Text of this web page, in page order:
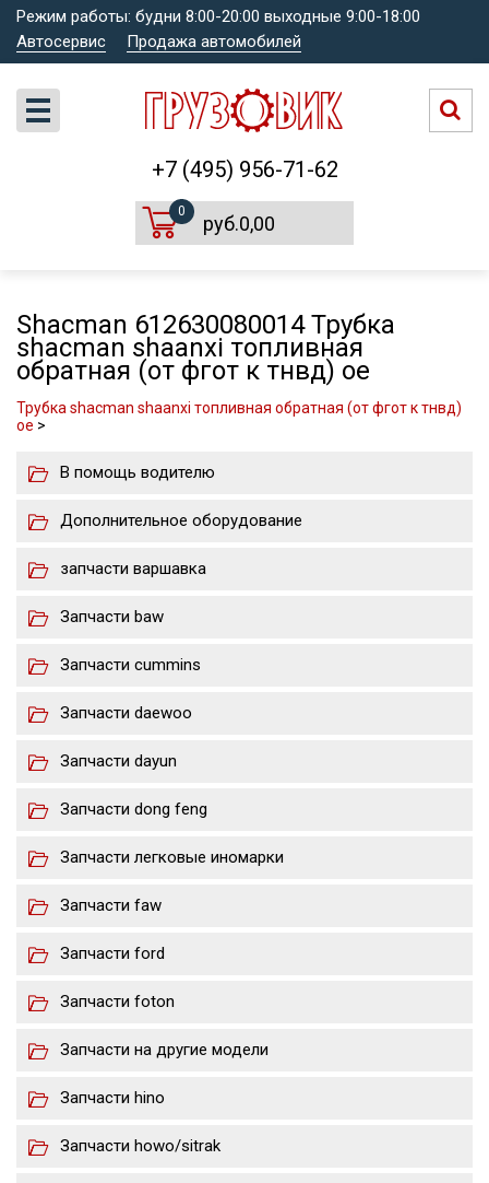
Режим работы: будни 8:00-20:00 выходные 9:00-18:00
Автосервис
Продажа автомобилей
+7 (495) 956-71-62
0
руб.0,00
Shacman 612630080014 Трубка
shacman shaanxi топливная
обратная (от фгот к тнвд) oe
Трубка shacman shaanxi топливная обратная (от фгот к тнвд)
oe >
В помощь водителю
Дополнительное оборудование
запчасти варшавка
Запчасти baw
Запчасти cummins
Запчасти daewoo
Запчасти dayun
Запчасти dong feng
Запчасти легковые иномарки
Запчасти faw
Запчасти ford
Запчасти foton
Запчасти на другие модели
Запчасти hino
Запчасти howo/sitrak